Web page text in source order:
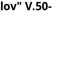
V.50-